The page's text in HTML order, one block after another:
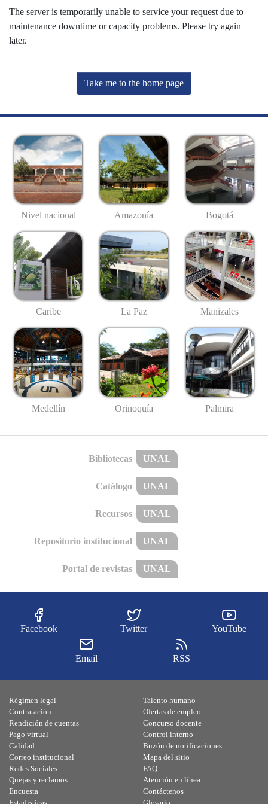
The server is temporarily unable to service your request due to
maintenance downtime or capacity problems. Please try again
later.
Take me to the home page
Nivel nacional Amazonía Bogotá
Caribe La Paz Manizales
Medellín Orinoquía Palmira
Bibliotecas UNAL
Catálogo UNAL
Recursos UNAL
Repositorio institucional UNAL
Portal de revistas UNAL
Facebook Twitter YouTube
Email RSS
Régimen legal
Contratación
Rendición de cuentas
Pago virtual
Calidad
Talento humano
Ofertas de empleo
Concurso docente
Control interno
Buzón de notificaciones
Correo institucional
Redes Sociales
Quejas y reclamos
Encuesta
Mapa del sitio
FAQ
Atención en línea
Contáctenos